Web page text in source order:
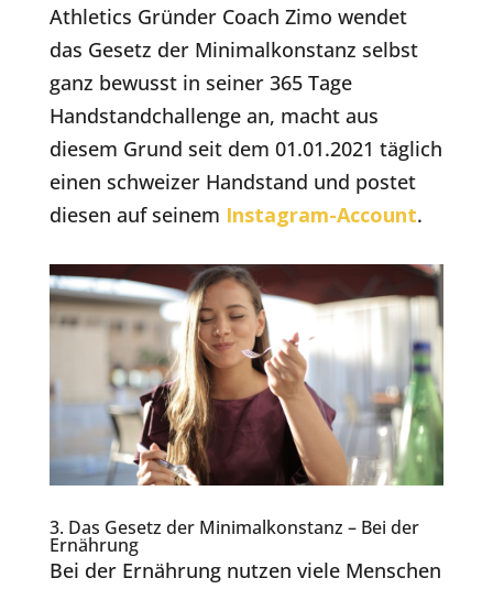
Athletics Gründer Coach Zimo wendet
das Gesetz der Minimalkonstanz selbst
ganz bewusst in seiner 365 Tage
Handstandchallenge an, macht aus
diesem Grund seit dem 01.01.2021 täglich
einen schweizer Handstand und postet
diesen auf seinem Instagram-Account.
3. Das Gesetz der Minimalkonstanz – Bei der
Ernährung
Bei der Ernährung nutzen viele Menschen